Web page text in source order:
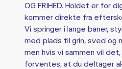
OG FRIHED. Holdet er for
kommer direkte fra
Vi springer i lange baner,
med plads til grin, sved og
men hvis vi sammen vil
forventes, at du deltager